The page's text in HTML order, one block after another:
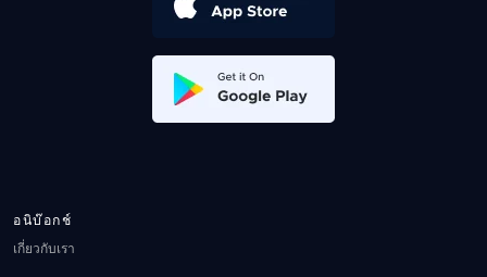
อนิบ๊อกช์
เกี่ยวกับเรา